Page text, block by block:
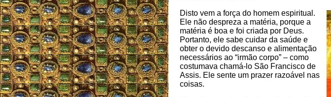
Disto vem a força do homem espiritual.
Ele não despreza a matéria, porque a
matéria é boa e foi criada por Deus.
Portanto, ele sabe cuidar da saúde e
obter o devido descanso e alimentação
necessários ao “irmão corpo” – como
costumava chamá-lo São Francisco de
Assis. Ele sente um prazer razoável nas
coisas.